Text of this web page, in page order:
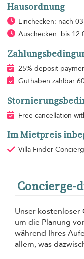
Hausordnung
Einchecken: nach
Auschecken: bis
25% deposit
Guthaben zahlbar
Free cancellation
Im Mietpreis
Villa Finder
Concierge-
Unser kostenloser
um die Planung
während Ihres
allem, was